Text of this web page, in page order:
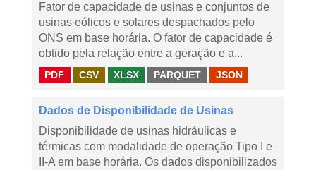
Fator de capacidade de usinas e conjuntos de
usinas eólicos e solares despachados pelo
ONS em base horária. O fator de capacidade é
obtido pela relação entre a geração e a...
PDF CSV XLSX PARQUET JSON
Dados de Disponibilidade de Usinas
Disponibilidade de usinas hidráulicas e
térmicas com modalidade de operação Tipo I e
II-A em base horária. Os dados disponibilizados